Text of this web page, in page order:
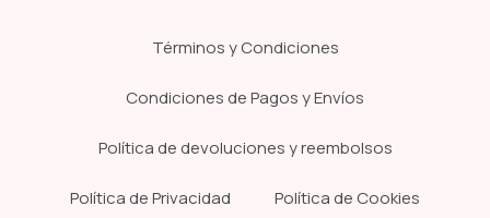
Términos y Condiciones
Condiciones de Pagos y Envíos
Política de devoluciones y reembolsos
Política de Privacidad Política de Cookies